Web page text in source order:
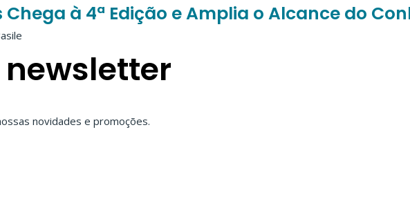
Chega à 4ª Edição e Amplia o Alcance do
novidades e promoções.